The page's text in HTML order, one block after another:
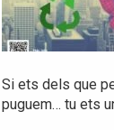
Si ets dels que
puguem… tu ets